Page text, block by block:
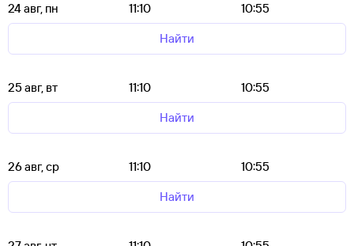
24 авг, пн 11:10
10:55
Найти
25 авг, вт 11:10
10:55
Найти
26 авг, ср 11:10
10:55
Найти